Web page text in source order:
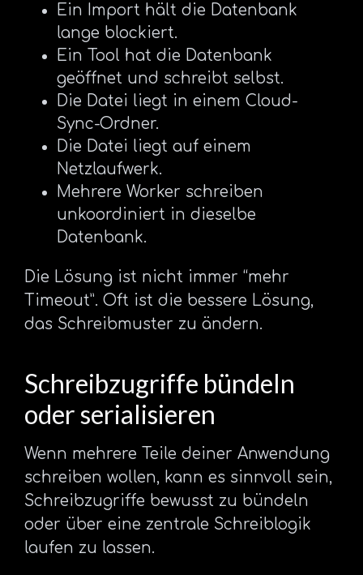
Ein Import hält die Datenbank
lange blockiert.
Ein Tool hat die Datenbank
geöffnet und schreibt selbst.
Die Datei liegt in einem Cloud-
Sync-Ordner.
Die Datei liegt auf einem
Netzlaufwerk.
Mehrere Worker schreiben
unkoordiniert in dieselbe
Datenbank.
Die Lösung ist nicht immer “mehr
Timeout”. Oft ist die bessere Lösung,
das Schreibmuster zu ändern.
Schreibzugriffe bündeln
oder serialisieren
Wenn mehrere Teile deiner Anwendung
schreiben wollen, kann es sinnvoll sein,
Schreibzugriffe bewusst zu bündeln
oder über eine zentrale Schreiblogik
laufen zu lassen.